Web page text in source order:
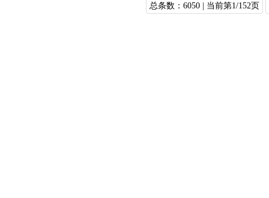
总条数：6050 | 当前第1/152页